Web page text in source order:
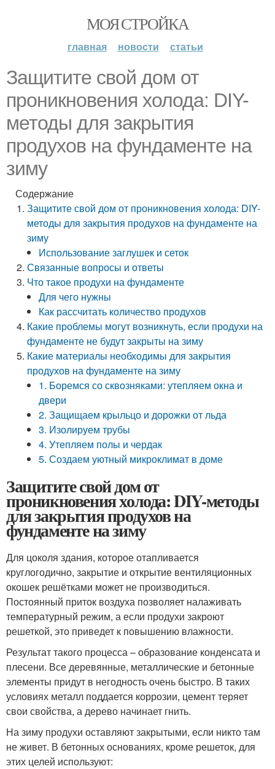
МОЯ СТРОЙКА
главная новости статьи
Защитите свой дом от
проникновения холода: DIY-
методы для закрытия
продухов на фундаменте на
зиму
Содержание
Защитите свой дом от проникновения холода: DIY-
методы для закрытия продухов на фундаменте на
зиму
Использование заглушек и сеток
Связанные вопросы и ответы
Что такое продухи на фундаменте
Для чего нужны
Как рассчитать количество продухов
Какие проблемы могут возникнуть, если продухи на
фундаменте не будут закрыты на зиму
Какие материалы необходимы для закрытия
продухов на фундаменте на зиму
1. Боремся со сквозняками: утепляем окна и
двери
2. Защищаем крыльцо и дорожки от льда
3. Изолируем трубы
4. Утепляем полы и чердак
5. Создаем уютный микроклимат в доме
Защитите свой дом от
проникновения холода: DIY-методы
для закрытия продухов на
фундаменте на зиму
Для цоколя здания, которое отапливается
круглогодично, закрытие и открытие вентиляционных
окошек решётками может не производиться.
Постоянный приток воздуха позволяет налаживать
температурный режим, а если продухи закроют
решеткой, это приведет к повышению влажности.
Результат такого процесса – образование конденсата и
плесени. Все деревянные, металлические и бетонные
элементы придут в негодность очень быстро. В таких
условиях металл поддается коррозии, цемент теряет
свои свойства, а дерево начинает гнить.
На зиму продухи оставляют закрытыми, если никто там
не живет. В бетонных основаниях, кроме решеток, для
этих целей используют: